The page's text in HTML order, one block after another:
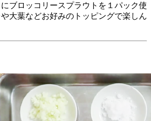
ブロッコリースプラウトを１パック使
大葉などお好みのトッピングで楽しん